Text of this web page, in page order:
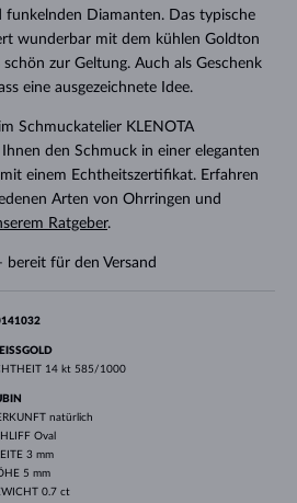
funkelnden Diamanten. Das typische
wunderbar mit dem kühlen Goldton
zur Geltung. Auch als Geschenk
eine ausgezeichnete Idee.
Schmuckatelier KLENOTA
den Schmuck in einer eleganten
einem Echtheitszertifikat. Erfahren
Arten von Ohrringen und
Ratgeber.
bereit für den Versand
14 kt 585/1000
natürlich
Oval
3 mm
5 mm
0.7 ct